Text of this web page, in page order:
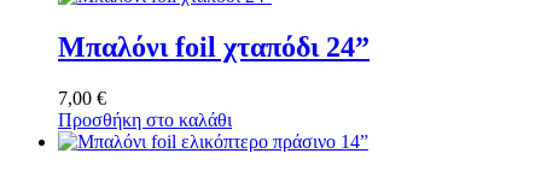
Μπαλόνι foil χταπόδι 24”
7,00 €
Προσθήκη στο καλάθι